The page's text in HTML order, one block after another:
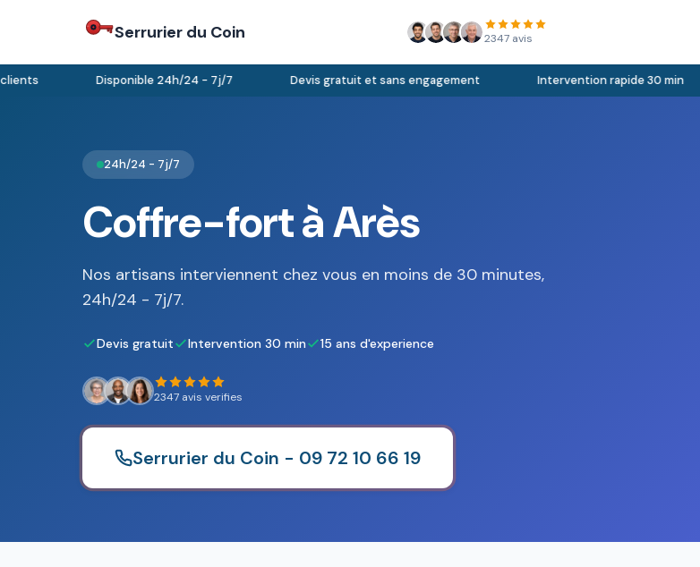
Serrurier du Coin 2347 avis
Disponible 24h/24 - 7j/7 Devis gratuit et sans engagement Intervention rapide 30 min
24h/24 - 7j/7
Coffre-fort à Arès
Nos artisans interviennent chez vous en moins de 30 minutes,
24h/24 - 7j/7.
Devis gratuit Intervention 30 min 15 ans d'experience
2347 avis verifies
Serrurier du Coin - 09 72 10 66 19